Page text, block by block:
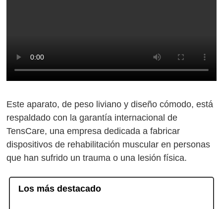
Este aparato, de peso liviano y diseño cómodo, está
respaldado con la garantía internacional de
TensCare, una empresa dedicada a fabricar
dispositivos de rehabilitación muscular en personas
que han sufrido un trauma o una lesión física.
Los más destacado